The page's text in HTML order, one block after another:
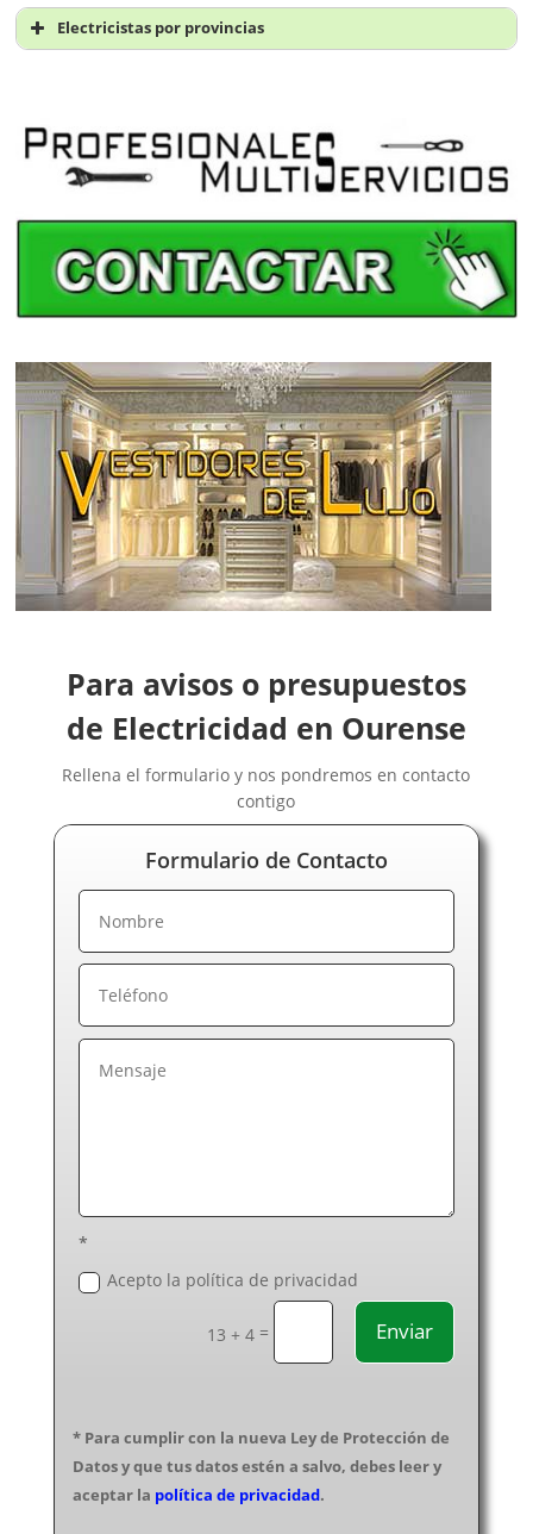
Electricistas en Ourense
Electricistas por provincias
Electricistas Alicante
Electricistas Almería
Electricistas Asturias
Electricistas Ávila
Electricistas Badajoz
Electricistas Baleares
Electricistas Burgos
Electricistas Cáceres
Electricistas Cádiz
Electricistas Cantabria
Electricistas Castellón
Electricistas Ceuta
Electricistas Ciudad Real
Electricistas Córdoba
Electricistas Girona
Electricistas Granada
Electricistas Guadalajara
Electricistas Huelva
Electricistas Jaén
Electricistas La Rioja
Electricistas Las Palmas de Gran Canaria
Electricistas León
Electricistas Lérida
Electricistas Lugo
Electricistas Madrid
Electricistas Murcia
Electricistas Pontevedra
Electricistas Salamanca
Electricistas Segovia
Electricistas Teruel
Electricistas Toledo
Electricistas Valencia
Para avisos o presupuestos
de Electricidad en Ourense
Rellena el formulario y nos pondremos en contacto
contigo
Formulario de Contacto
*
Acepto la política de privacidad
13 + 4 = Enviar
* Para cumplir con la nueva Ley de Protección de
Datos y que tus datos estén a salvo, debes leer y
aceptar la política de privacidad.